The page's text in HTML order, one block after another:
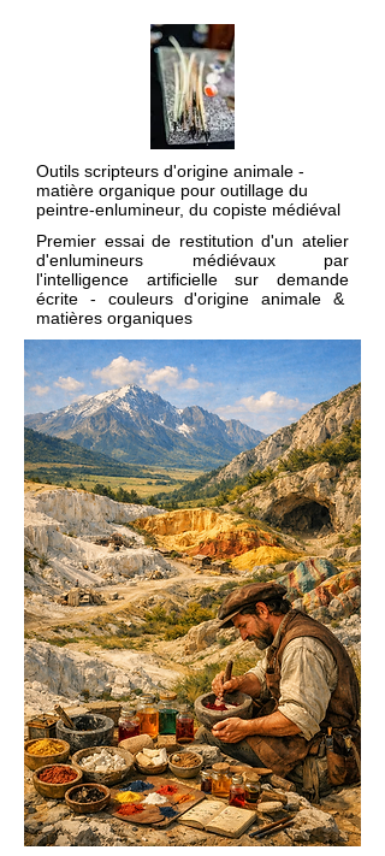
Outils scripteurs d'origine animale -
matière organique pour outillage du
peintre-enlumineur, du copiste médiéval
Premier essai de restitution d'un atelier
d'enlumineurs médiévaux par
l'intelligence artificielle sur demande
écrite - couleurs d'origine animale &
matières organiques